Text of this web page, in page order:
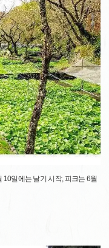
일에는 날기 시작, 피크는 6월